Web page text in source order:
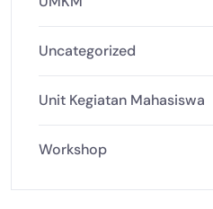
Uncategorized
Unit Kegiatan Mahasiswa
Workshop